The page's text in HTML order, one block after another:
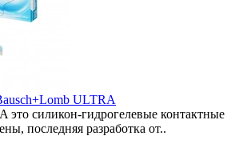
ULTRA
это силикон-гидрогелевые контактные
последняя разработка от..